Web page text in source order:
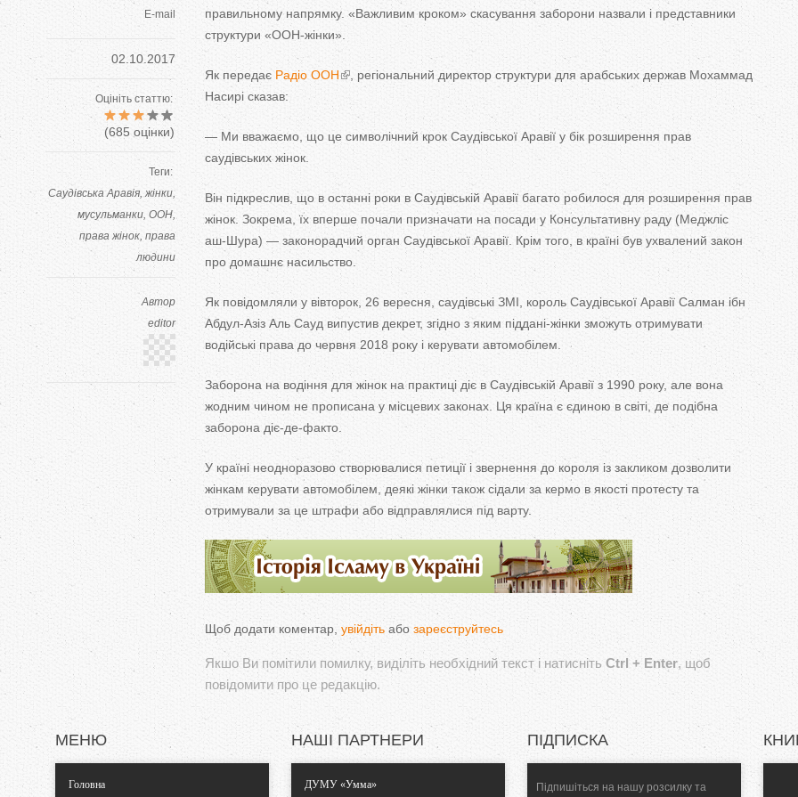
E-mail
02.10.2017
Оцініть статтю:
(685 оцінки)
Теги:
Саудівська Аравія жінки
мусульманки ООН
права жінок права
людини
Автор
editor
правильному напрямку. «Важливим кроком» скасування заборони назвали і представники
структури «ООН-жінки».
Як передає Радіо ООН
, регіональний директор структури для арабських держав Мохаммад
Насирі сказав:
— Ми вважаємо, що це символічний крок Саудівської Аравії у бік розширення прав
саудівських жінок.
Він підкреслив, що в останні роки в Саудівській Аравії багато робилося для розширення прав
жінок. Зокрема, їх вперше почали призначати на посади у Консультативну раду (Меджліс
аш-Шура) — законорадчий орган Саудівської Аравії. Крім того, в країні був ухвалений закон
про домашнє насильство.
Як повідомляли у вівторок, 26 вересня, саудівські ЗМІ, король Саудівської Аравії Салман ібн
Абдул-Азіз Аль Сауд випустив декрет, згідно з яким піддані-жінки зможуть отримувати
водійські права до червня 2018 року і керувати автомобілем.
Заборона на водіння для жінок на практиці діє в Саудівській Аравії з 1990 року, але вона
жодним чином не прописана у місцевих законах. Ця країна є єдиною в світі, де подібна
заборона діє-де-факто.
У країні неодноразово створювалися петиції і звернення до короля із закликом дозволити
жінкам керувати автомобілем, деякі жінки також сідали за кермо в якості протесту та
отримували за це штрафи або відправлялися під варту.
Щоб додати коментар, увійдіть або зареєструйтесь
Якшо Ви помітили помилку, виділіть необхідний текст і натисніть Ctrl + Enter, щоб
повідомити про це редакцію.
T
b
s
МЕНЮ
Головна
НАШІ ПАРТНЕРИ
ДУМУ «Умма»
ПІДПИСКА
Підпишіться на нашу розсилку та